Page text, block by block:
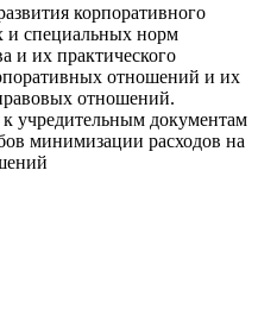
корпоративного
и специальных норм
и их практического
отношений и их
отношений.
учредительным документам
минимизации расходов на